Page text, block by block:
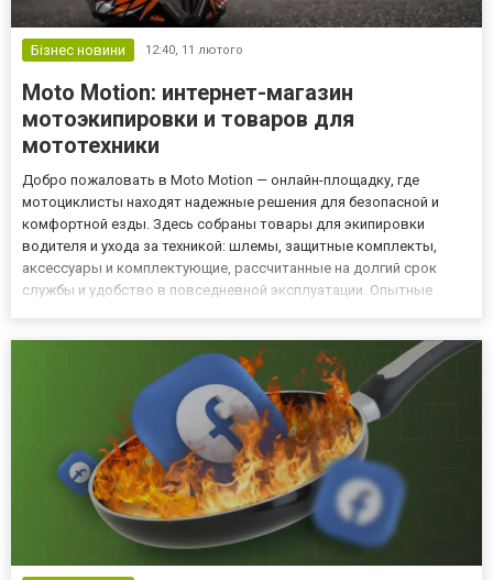
Бізнес новини 12:40, 11 лютого
Moto Motion: интернет-магазин
мотоэкипировки и товаров для
мототехники
Добро пожаловать в Moto Motion — онлайн-площадку, где
мотоциклисты находят надежные решения для безопасной и
комфортной езды. Здесь собраны товары для экипировки
водителя и ухода за техникой: шлемы, защитные комплекты,
аксессуары и комплектующие, рассчитанные на долгий срок
службы и удобство в повседневной эксплуатации. Опытные
дальних маршрутов. визор...